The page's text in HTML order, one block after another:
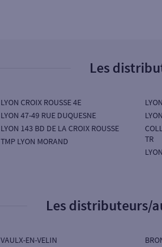
Les
LYON CROIX ROUSSE 4E
LYON 47-49 RUE DUQUESNE
LYON 143 BD DE LA CROIX ROUSSE
TMP LYON MORAND
TR
Les distributeurs/
VAULX-EN-VELIN